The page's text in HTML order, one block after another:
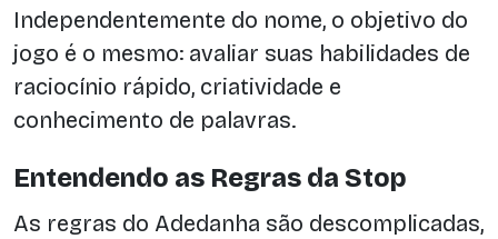
Independentemente do nome, o objetivo do
jogo é o mesmo: avaliar suas habilidades de
raciocínio rápido, criatividade e
conhecimento de palavras.
Entendendo as Regras da Stop
As regras do Adedanha são descomplicadas,